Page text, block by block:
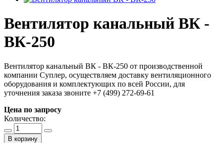
Вентилятор канальный ВК -
ВК-250
Вентилятор канальный ВК - ВК-250 от производственной
компании Суплер, осуществляем доставку вентиляционного
оборудования и комплектующих по всей России, для
уточнения заказа звоните +7 (499) 272-69-61
Цена по запросу
Количество:
В корзину